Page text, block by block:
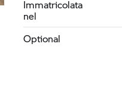
Immatricolata
nel
Optional